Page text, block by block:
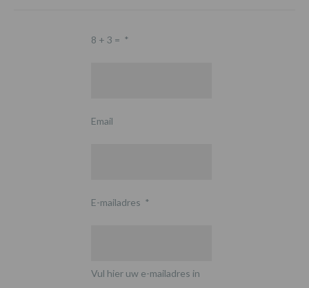
8 + 3 = *
Email
E-mailadres *
Vul hier uw e-mailadres in